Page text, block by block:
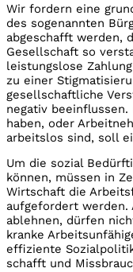
Wir fordern eine
des sogenannten
abgeschafft werden,
Gesellschaft so
leistungslose
zu einer
gesellschaftliche
negativ
haben, oder
arbeitslos sind, soll
Um die sozial
können, müssen in
Wirtschaft die
aufgefordert werden.
ablehnen, dürfen
kranke
effiziente
schafft und